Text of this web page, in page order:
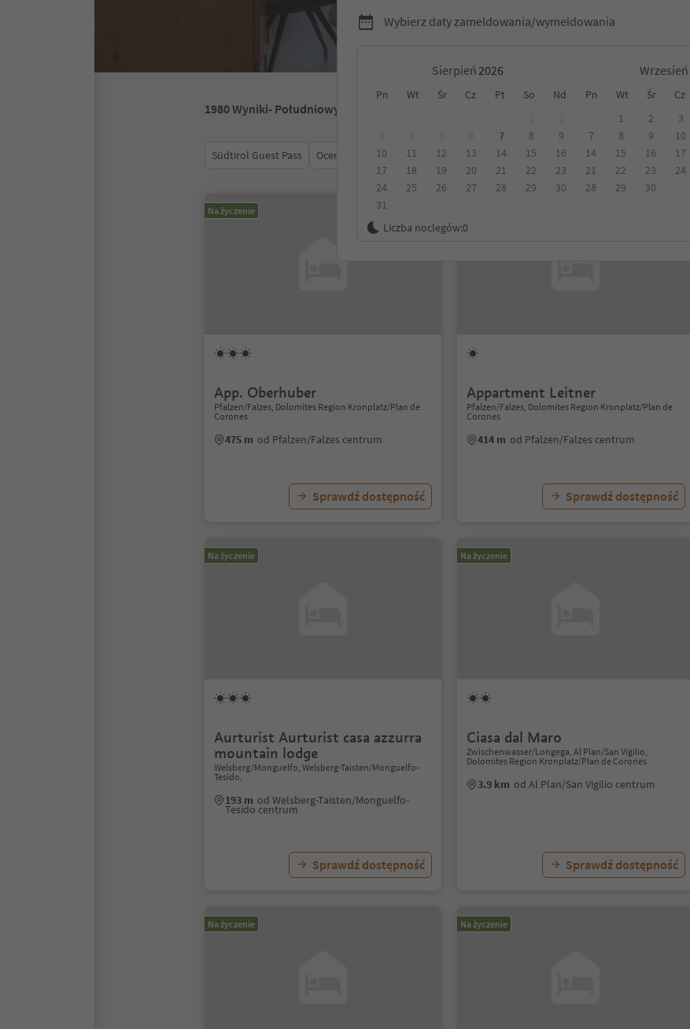
Wybierz daty zameldowania/wymeldowania
Sierpień Wrzesień
Pn Wt Śr Cz Pt So Nd Pn Wt Śr Cz
7 8
9
10
11 12 13 14 15
16
17
18 19 20 21 22
23
24
25 26 27 28 29
30
31
1 2 3
7
8 9 10
14
15 16 17
21
22 23 24
28
29 30
Liczba noclegów:0
1980Wyniki- Południowy Tyrol
Südtirol Guest Pass Ocena Kategoria Opcje wyżywienia Ekologiczne zakwaterowanie
Na życzenie
App. Oberhuber
Pfalzen/Falzes, Dolomites Region Kronplatz/Plan de
Corones
475 m od Pfalzen/Falzes centrum
Sprawdź dostępność
Appartment Leitner
Pfalzen/Falzes, Dolomites Region Kronplatz/Plan de
Corones
414 m od Pfalzen/Falzes centrum
Sprawdź dostępność
Na życzenie
Aurturist Aurturist casa azzurra
mountain lodge
Welsberg/Monguelfo, Welsberg-Taisten/Monguelfo-
Tesido,
193 m od Welsberg-Taisten/Monguelfo-
Tesido centrum
Sprawdź dostępność
Na życzenie
Ciasa dal Maro
Zwischenwasser/Longega, Al Plan/San Vigilio,
Dolomites Region Kronplatz/Plan de Corones
3.9 km od Al Plan/San Vigilio centrum
Sprawdź dostępność
Na życzenie Na życzenie